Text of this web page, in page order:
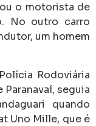
o motorista de
No outro carro
um homem
Rodoviária
seguia
quando
Uno Mille, que é